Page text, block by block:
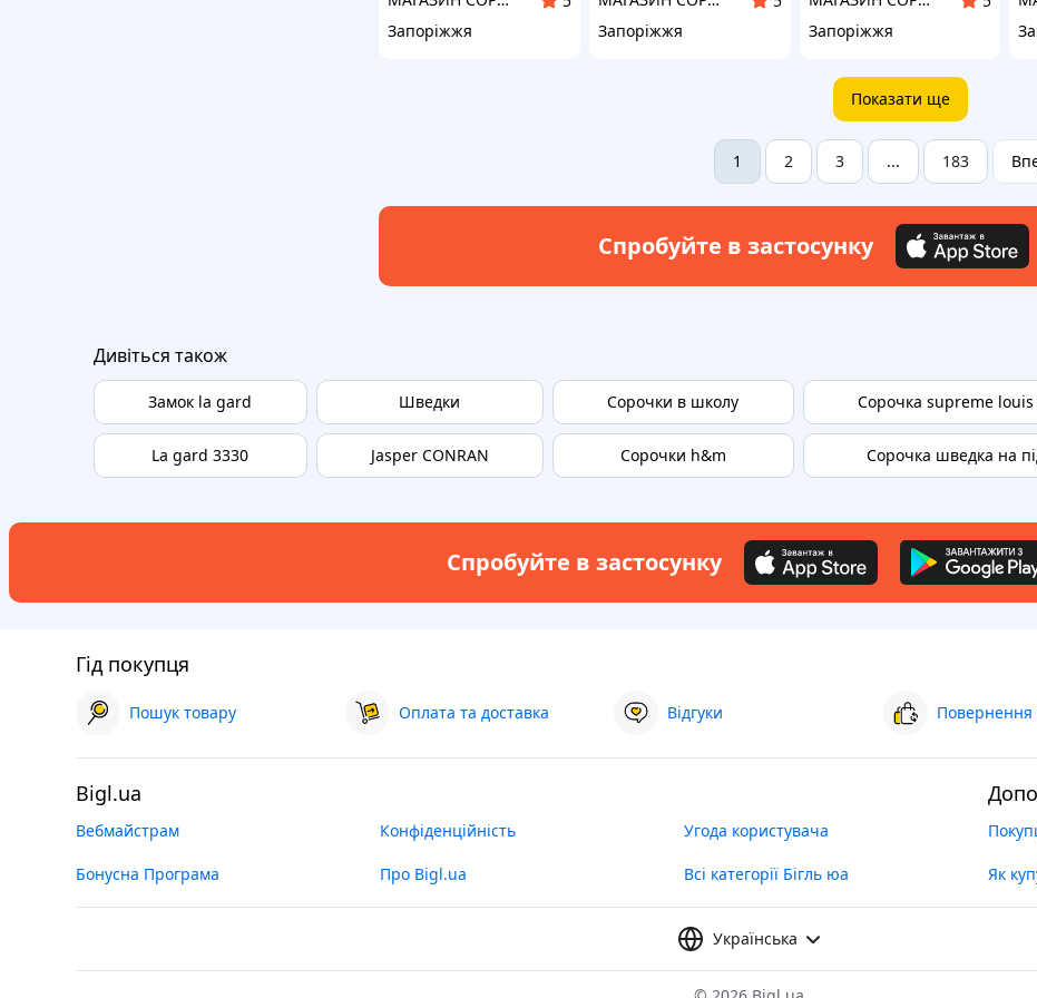
Запоріжжя
Запоріжжя
Запоріжжя
Показати ще
1 2 3 ... 183
Спробуйте в застосунку
Дивіться також
Замок la gard
La gard 3330
Шведки
Jasper CONRAN
Сорочки в школу
Сорочки h&m
Сорочка supreme
Сорочка шведка на
Спробуйте в застосунку
Гід покупця
Пошук товару Оплата та доставка Відгуки Повернення
Bigl.ua
Вебмайстрам Конфіденційність Угода користувача
Бонусна Програма Про Bigl.ua Всі категорії Бігль юа Як
Українська